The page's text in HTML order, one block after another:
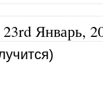
23rd Январь,